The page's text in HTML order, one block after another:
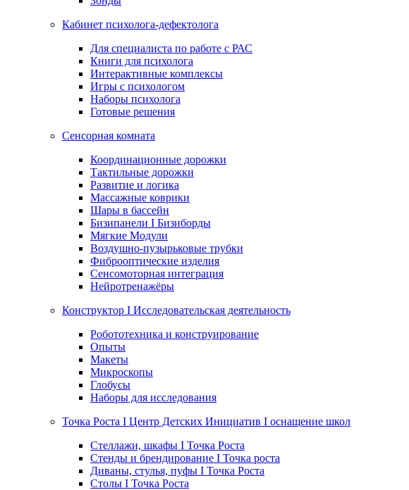
Кабинет психолога-дефектолога
Для специалиста по работе с РАС
Книги для психолога
Интерактивные комплексы
Игры с психологом
Наборы психолога
Готовые решения
Сенсорная комната
Координационные дорожки
Тактильные дорожки
Развитие и логика
Массажные коврики
Шары в бассейн
Бизипанели I Бизиборды
Мягкие Модули
Воздушно-пузырьковые трубки
Фиброоптические изделия
Сенсомоторная интеграция
Нейротренажёры
Конструктор I Исследовательская деятельность
Робототехника и конструирование
Опыты
Макеты
Микроскопы
Глобусы
Наборы для исследования
Точка Роста I Центр Детских Инициатив I оснащение школ
Стеллажи, шкафы I Точка Роста
Стенды и брендирование I Точка роста
Диваны, стулья, пуфы I Точка Роста
Столы I Точка Роста